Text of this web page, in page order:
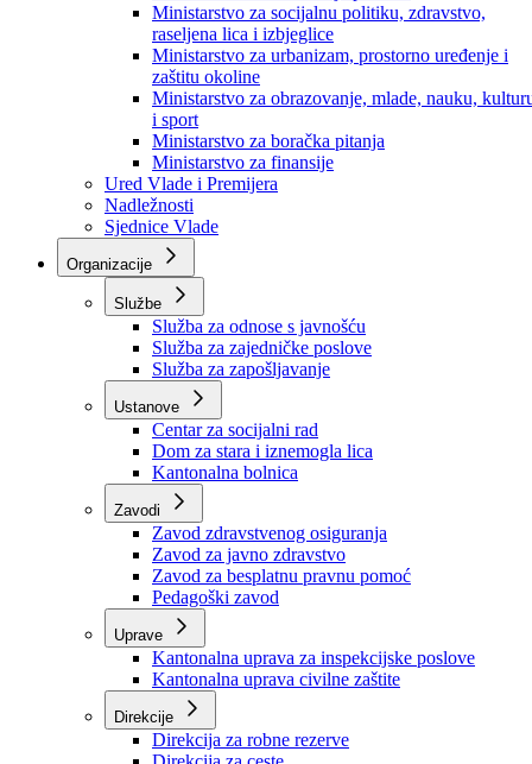
Ministarstvo za privredu
Ministarstvo za pravosuđe, upravu i radne odnose
Ministarstvo za unutrašnje poslove
Ministarstvo za socijalnu politiku, zdravstvo,
raseljena lica i izbjeglice
Ministarstvo za urbanizam, prostorno uređenje i
zaštitu okoline
Ministarstvo za obrazovanje, mlade, nauku,
i sport
Ministarstvo za boračka pitanja
Ministarstvo za finansije
Ured Vlade i Premijera
Nadležnosti
Sjednice Vlade
Organizacije
Službe
Služba za odnose s javnošću
Služba za zajedničke poslove
Služba za zapošljavanje
Ustanove
Centar za socijalni rad
Dom za stara i iznemogla lica
Kantonalna bolnica
Zavodi
Zavod zdravstvenog osiguranja
Zavod za javno zdravstvo
Zavod za besplatnu pravnu pomoć
Pedagoški zavod
Kantonalna uprava za inspekcijske poslove
Kantonalna uprava civilne zaštite